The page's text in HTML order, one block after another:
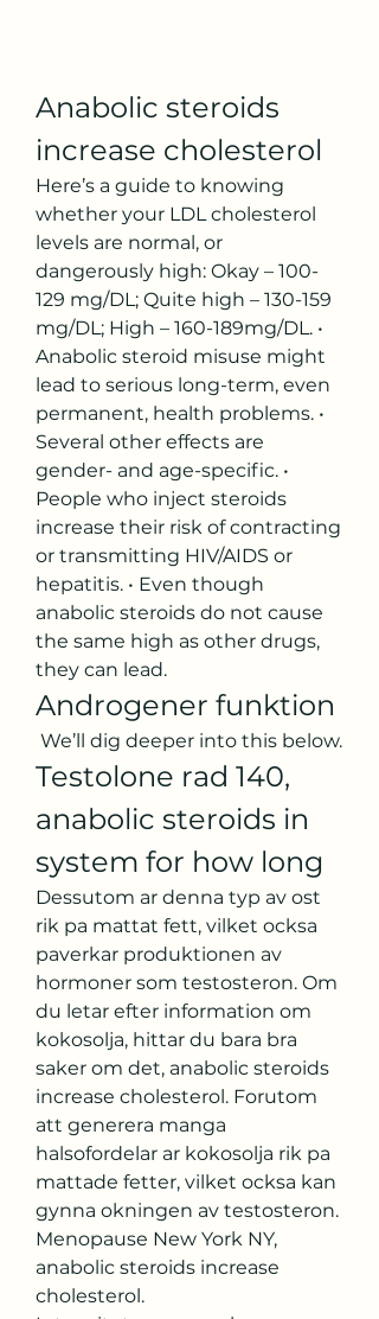
Anabolic steroids
increase cholesterol
Here’s a guide to knowing
whether your LDL cholesterol
levels are normal, or
dangerously high: Okay – 100-
129 mg/DL; Quite high – 130-159
mg/DL; High – 160-189mg/DL. •
Anabolic steroid misuse might
lead to serious long-term, even
permanent, health problems. •
Several other effects are
gender- and age-specific. •
People who inject steroids
increase their risk of contracting
or transmitting HIV/AIDS or
hepatitis. • Even though
anabolic steroids do not cause
the same high as other drugs,
they can lead.
Androgener funktion
Testolone rad 140,
anabolic steroids in
system for how long
Dessutom ar denna typ av ost
rik pa mattat fett, vilket ocksa
paverkar produktionen av
hormoner som testosteron. Om
du letar efter information om
kokosolja, hittar du bara bra
saker om det, anabolic steroids
increase cholesterol. Forutom
att generera manga
halsofordelar ar kokosolja rik pa
mattade fetter, vilket ocksa kan
gynna okningen av testosteron.
Menopause New York NY,
anabolic steroids increase
cholesterol.